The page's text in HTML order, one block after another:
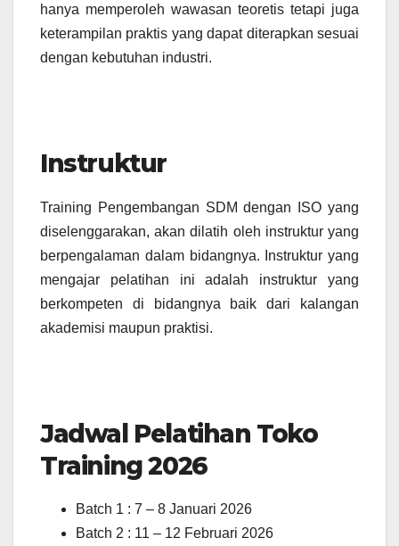
hanya memperoleh wawasan teoretis tetapi juga
keterampilan praktis yang dapat diterapkan sesuai
dengan kebutuhan industri.
Instruktur
Training Pengembangan SDM dengan ISO yang
diselenggarakan, akan dilatih oleh instruktur yang
berpengalaman dalam bidangnya.
Instruktur yang
mengajar pelatihan ini adalah instruktur yang
berkompeten di bidangnya baik dari kalangan
akademisi maupun praktisi.
Jadwal Pelatihan Toko
Training 2026
Batch 1 : 7 – 8 Januari 2026
Batch 2 : 11 – 12 Februari 2026